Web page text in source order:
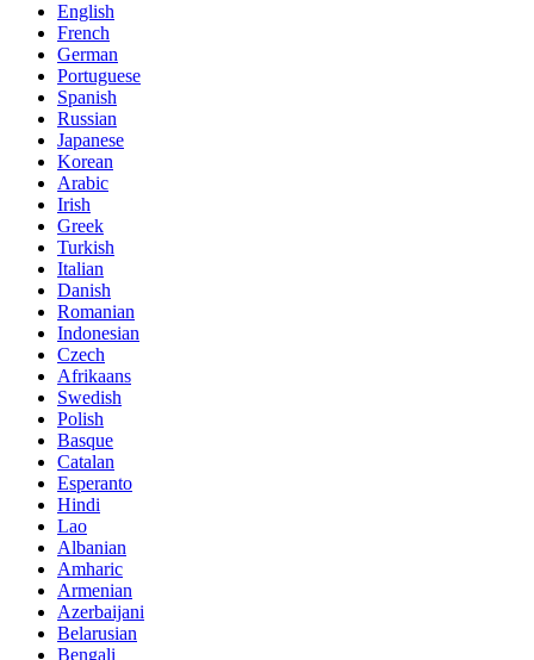
English
French
German
Portuguese
Spanish
Russian
Japanese
Korean
Arabic
Irish
Greek
Turkish
Italian
Danish
Romanian
Indonesian
Czech
Afrikaans
Swedish
Polish
Basque
Catalan
Esperanto
Hindi
Lao
Albanian
Amharic
Armenian
Azerbaijani
Belarusian
Bengali